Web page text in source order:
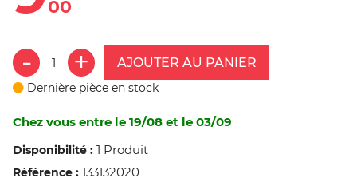
00
AJOUTER AU PANIER
Dernière pièce en stock
Chez vous entre le 19/08 et le 03/09
Disponibilité : 1 Produit
Référence : 133132020